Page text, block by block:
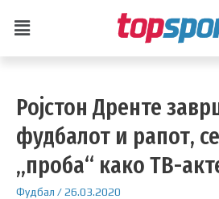
Ројстон Дренте
фудбалот и рапот,
„проба“ како ТВ-
Фудбал /26.03.2020